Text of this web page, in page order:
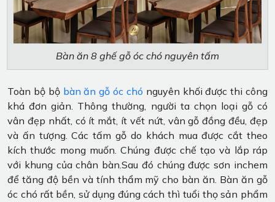
Bàn ăn 8 ghế gỗ óc chó nguyên tấm
Toàn bộ bộ bàn ăn gỗ óc chó nguyên khối được thi công
khá đơn giản. Thông thường, người ta chọn loại gỗ có
vân đẹp nhất, có ít mắt, ít vết nứt, vân gỗ đồng đều, đẹp
và ấn tượng. Các tấm gỗ do khách mua được cắt theo
kích thước mong muốn. Chúng được chế tạo và lắp ráp
với khung của chân bàn.Sau đó chúng được sơn inchem
để tăng độ bền và tính thẩm mỹ cho bàn ăn. Bàn ăn gỗ
óc chó rất bền, sử dụng đúng cách thì tuổi thọ sản phẩm